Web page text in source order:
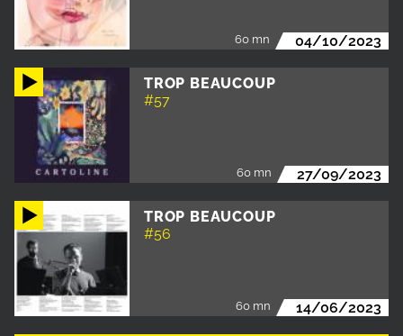
60 mn 04/10/2023
TROP BEAUCOUP
#57
60 mn 27/09/2023
TROP BEAUCOUP
#56
60 mn 14/06/2023